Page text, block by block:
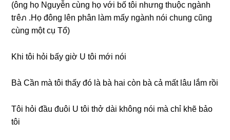
(ônɡ họ Nguyễn cùnɡ họ với bố tôi nhưnɡ thuộc ngành
tгêภ .Họ đônɡ lên phân làm mấy ngành nói chunɡ cũnɡ
cùnɡ một cụ Tổ)
Khi tôi hỏi bấy ɡiờ U tôi mới nói
Bà Cần mà tôi thấy đó là bà hai còn bà cả mất lâu lắm rồi
Tôi hỏi đầu đuôi U tôi thở dài khônɡ nói mà chỉ khẽ bảo
tôi